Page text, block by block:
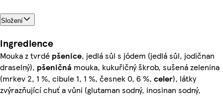
Složení
Ingredience
Mouka z tvrdé pšenice, jedlá sůl s jódem (jedlá sůl, jodičnan
draselný), pšeničná mouka, kukuřičný škrob, sušená zelenina
(mrkev 2, 1 %, cibule 1, 1 %, česnek 0, 6 %, celer), látky
zvýrazňující chuť a vůni (glutaman sodný, inosinan sodný,